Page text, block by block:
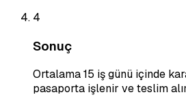
4
Sonuç
Ortalama 15 iş günü içinde
pasaporta işlenir ve teslim